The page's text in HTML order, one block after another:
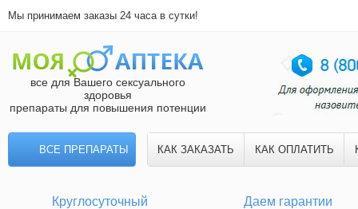
Мы принимаем заказы 24 часа в сутки!
все для Вашего сексуального
здоровья
препараты для повышения потенции
ВСЕ ПРЕПАРАТЫ КАК ЗАКАЗАТЬ КАК ОПЛАТИТЬ
Круглосуточный Даем гарантии